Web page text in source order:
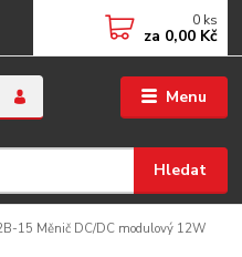
Menu
Hledat
0 ks
za 0,00 Kč
15 Měnič DC/DC modulový 12W